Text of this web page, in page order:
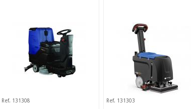
Ref. 131308 Ref. 131303